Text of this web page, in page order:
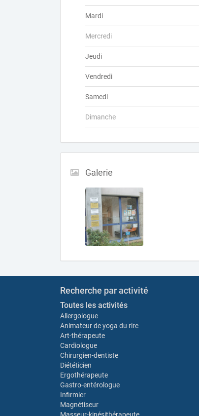
Mardi
Mercredi
Jeudi
Vendredi
Samedi
Dimanche
Galerie
Recherche par activité
Toutes les activités
Allergologue
Animateur de yoga du rire
Art-thérapeute
Cardiologue
Chirurgien-dentiste
Diététicien
Ergothérapeute
Gastro-entérologue
Infirmier
Magnétiseur